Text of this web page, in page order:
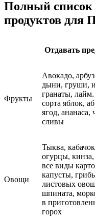
Полный список
продуктов для
Отдавать
Фрукты
Авокадо,
дыни, груши,
гранаты,
сорта яблок,
ягод, ананаса,
сливы
Овощи
Тыква,
огурцы, кинза,
все виды
капусты,
листовых
шпината,
в
горох